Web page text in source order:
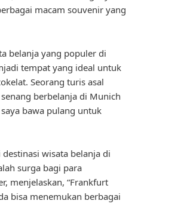
macam souvenir yang
belanja yang populer di
tempat yang ideal untuk
Seorang turis asal
berbelanja di Munich
bawa pulang untuk
wisata belanja di
surga bagi para
menjelaskan, “Frankfurt
bisa menemukan berbagai